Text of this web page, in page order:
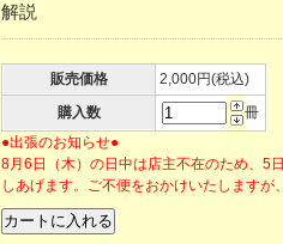
解説
販売価格
2,000円(税込)
購入数
冊
●出張のお知らせ●
8月6日（木）の日中は店主不在のため、5
しあげます。ご不便をおかけいたします